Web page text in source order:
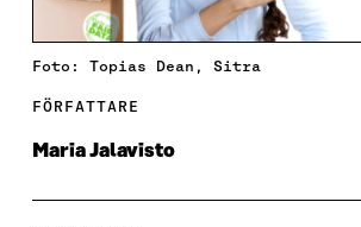
Foto: Topias Dean, Sitra
FÖRFATTARE
Maria Jalavisto